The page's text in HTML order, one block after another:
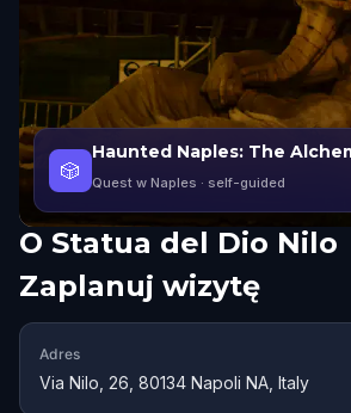
🎲
Haunted Naples: The
Quest w Naples · self-guided
O Statua del Dio Nilo
Zaplanuj wizytę
Adres
Via Nilo, 26, 80134 Napoli NA, Italy